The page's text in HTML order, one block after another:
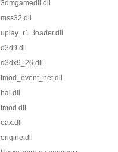
3dmgamedll.dll
mss32.dll
uplay_r1_loader.dll
d3d9.dll
d3dx9_26.dll
fmod_event_net.dll
hal.dll
fmod.dll
eax.dll
engine.dll